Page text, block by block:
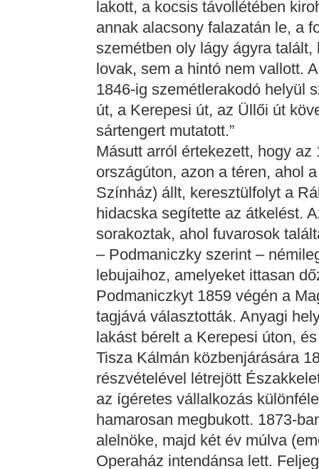
lakott, a kocsis távollétében
annak alacsony falazatán le, a
szemétben oly lágy ágyra
lovak, sem a hintó nem vallott.
1846-ig szemétlerakodó helyül
út, a Kerepesi út, az Üllői út
sártengert mutatott.”
Másutt arról értekezett, hogy
országúton, azon a téren, ahol
Színház) állt, keresztülfolyt a
hidacska segítette az átkelést.
sorakoztak, ahol fuvarosok
– Podmaniczky szerint –
lebujaihoz, amelyeket ittasan
Podmaniczkyt 1859 végén a
tagjává választották. Anyagi
lakást bérelt a Kerepesi úton,
Tisza Kálmán közbenjárására
részvételével létrejött
az ígéretes vállalkozás
hamarosan megbukott. 1873-
alelnöke, majd két év múlva
Operaház intendánsa lett.